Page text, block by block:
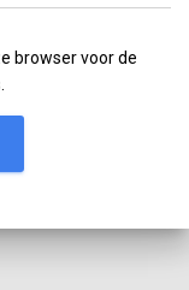
browser voor de